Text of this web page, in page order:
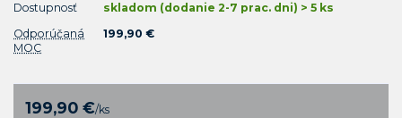
Dostupnosť
skladom (dodanie 2-7 prac. dni) > 5 ks
Odporúčaná
MOC
199,90 €
199,90 €/ks